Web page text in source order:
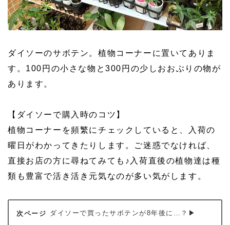
ダイソーのサボテン。植物コーナーに置いてありま
す。100円の小さな物と300円の少しおおぶりの物が
あります。
【ダイソーで購入時のコツ】
植物コーナーを頻繁にチェックしていると、入荷の
曜日がわかってきたりします。ご迷惑でなければ、
直接お店の方に尋ねてみても♪入荷直後の植物達は種
類も豊富で活き活き元気なのが多い気がします。
ダイソーで買ったサボテンが8年後に…？▶